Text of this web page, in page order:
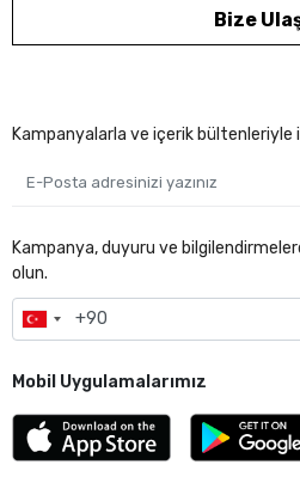
Bize
Kampanyalarla ve içerik
Kampanya, duyuru ve
olun.
Mobil Uygulamalarımız